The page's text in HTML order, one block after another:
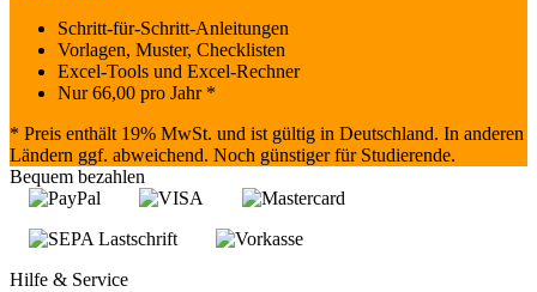
Schritt-für-Schritt-Anleitungen
Vorlagen, Muster, Checklisten
Excel-Tools und Excel-Rechner
Nur66,00 pro Jahr *
* Preis enthält 19% MwSt. und ist gültig in Deutschland. In anderen
Ländern ggf. abweichend. Noch günstiger für Studierende.
Bequem bezahlen
Hilfe & Service